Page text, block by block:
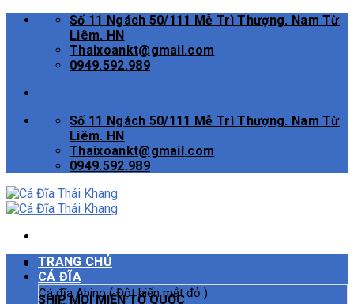
Skip
Số 11 Ngách 50/111 Mễ Trì Thượng. Nam Từ
Liêm. HN
Thaixoankt@gmail.com
0949.592.989
Số 11 Ngách 50/111 Mễ Trì Thượng. Nam Từ
Liêm. HN
Thaixoankt@gmail.com
0949.592.989
SHIP MỌI MIỀN TỔ QUỐC
TRANG CHỦ
CÁ ĐĨA
Cá đĩa Abino ( Đột biến mắt đỏ )